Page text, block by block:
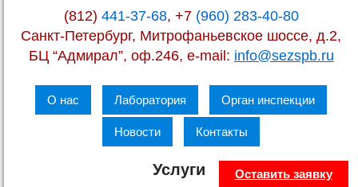
(812) 441-37-68, +7 (960) 283-40-80
Санкт-Петербург, Митрофаньевское шоссе, д.2,
БЦ “Адмирал”, оф.246, e-mail: info@sezspb.ru
О нас Лаборатория Орган инспекции
Новости Контакты
Услуги Оставить заявку